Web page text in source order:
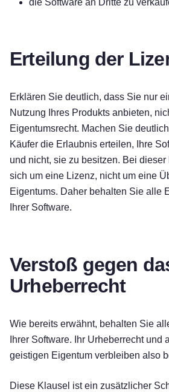
die Software an Dritte zu
Erteilung der
Erklären Sie deutlich, dass Sie nur
Nutzung Ihres Produkts anbieten,
Eigentumsrecht. Machen Sie
Käufer die Erlaubnis erteilen, Ihre
und nicht, sie zu besitzen. Bei
sich um eine Lizenz, nicht um eine
Eigentums. Daher behalten Sie alle
Ihrer Software.
Verstoß gegen
Urheberrecht
Wie bereits erwähnt, behalten Sie
Ihrer Software. Ihr Urheberrecht und
geistigen Eigentum verbleiben also
Diese Klausel ist ein zusätzlicher